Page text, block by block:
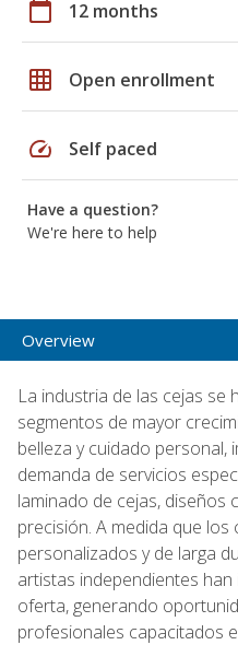
calendar_today 12 months
grid_on Open enrollment
speed Self paced
Have a question?
We're here to help
Overview
La industria de las cejas se
segmentos de mayor
belleza y cuidado personal,
demanda de servicios
laminado de cejas, diseños
precisión. A medida que
personalizados y de larga
artistas independientes
oferta, generando
profesionales capacitados